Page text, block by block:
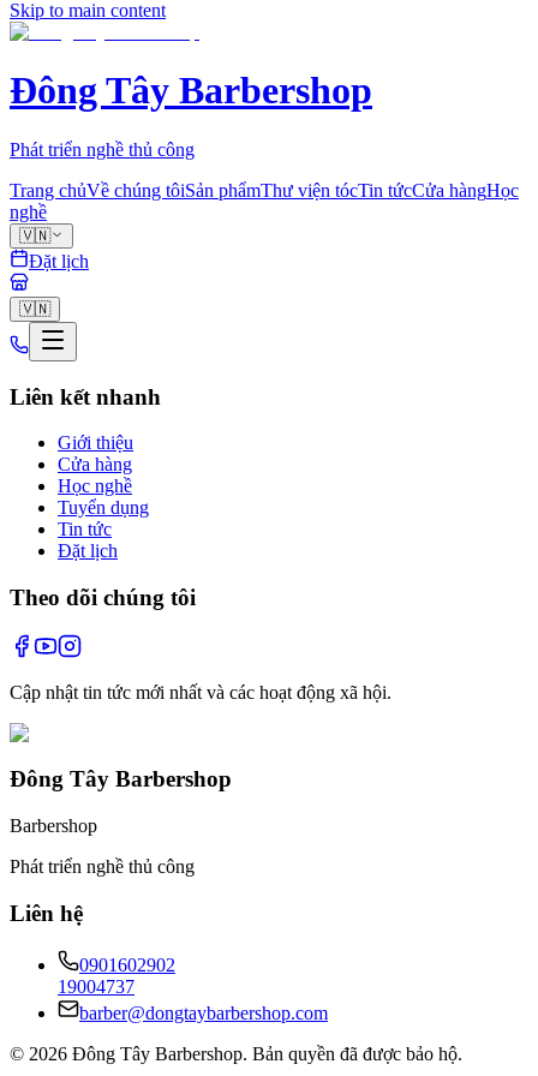
Skip to main content
Đông Tây Barbershop
Phát triển nghề thủ công
Trang chủVề chúng tôiSản phẩmThư viện tócTin tứcCửa hàngHọc
nghề
🇻🇳
Đặt lịch
🇻🇳
Liên kết nhanh
Giới thiệu
Cửa hàng
Học nghề
Tuyển dụng
Tin tức
Đặt lịch
Theo dõi chúng tôi
Cập nhật tin tức mới nhất và các hoạt động xã hội.
Đông Tây Barbershop
Barbershop
Phát triển nghề thủ công
Liên hệ
0901602902
19004737
barber@dongtaybarbershop.com
© 2026 Đông Tây Barbershop. Bản quyền đã được bảo hộ.